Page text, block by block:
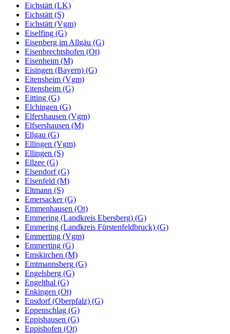
Eichstätt (LK)
Eichstätt (S)
Eichstätt (Vgm)
Eiselfing (G)
Eisenberg im Allgäu (G)
Eisenbrechtshofen (Ot)
Eisenheim (M)
Eisingen (Bayern) (G)
Eitensheim (Vgm)
Eitensheim (G)
Eitting (G)
Elchingen (G)
Elfershausen (Vgm)
Elfsershausen (M)
Ellgau (G)
Ellingen (Vgm)
Ellingen (S)
Ellzee (G)
Elsendorf (G)
Elsenfeld (M)
Eltmann (S)
Emersacker (G)
Emmenhausen (Ot)
Emmering (Landkreis Ebersberg) (G)
Emmering (Landkreis Fürstenfeldbruck) (G)
Emmerting (Vgm)
Emmerting (G)
Emskirchen (M)
Emtmannsberg (G)
Engelsberg (G)
Engelthal (G)
Enkingen (Ot)
Ensdorf (Oberpfalz) (G)
Eppenschlag (G)
Eppishausen (G)
Eppishofen (Ot)